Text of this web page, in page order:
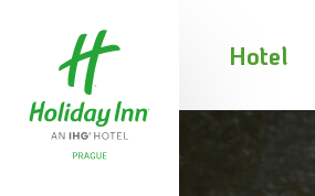
Hotel